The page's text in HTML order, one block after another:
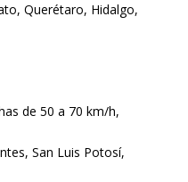
Querétaro, Hidalgo,
de 50 a 70 km/h,
San Luis Potosí,